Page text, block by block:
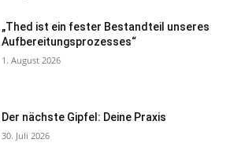
„Thed ist ein fester Bestandteil unseres
Aufbereitungsprozesses“
1. August 2026
Der nächste Gipfel: Deine Praxis
30. Juli 2026